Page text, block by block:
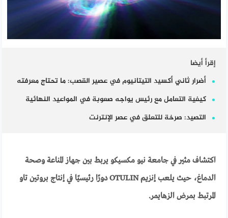
إقرأ أيضا
أضرار ثاني أكسيد التيتانيوم في عصير القصب: ما تحتاج معرفته
كيفية التعامل مع رئيس يواجه صعوبة في المواعيد النهائية
التصيد: صرخة للتعلق في عصر الإنترنت
اكتشاف مثير في جامعة نيو مكسيكو يربط بين جهاز المناعة وصحة
الدماغ، حيث يلعب إنزيم OTULIN دورًا رئيسيًا في إنتاج بروتين تاو
المرتبط بمرض الزهايمر.